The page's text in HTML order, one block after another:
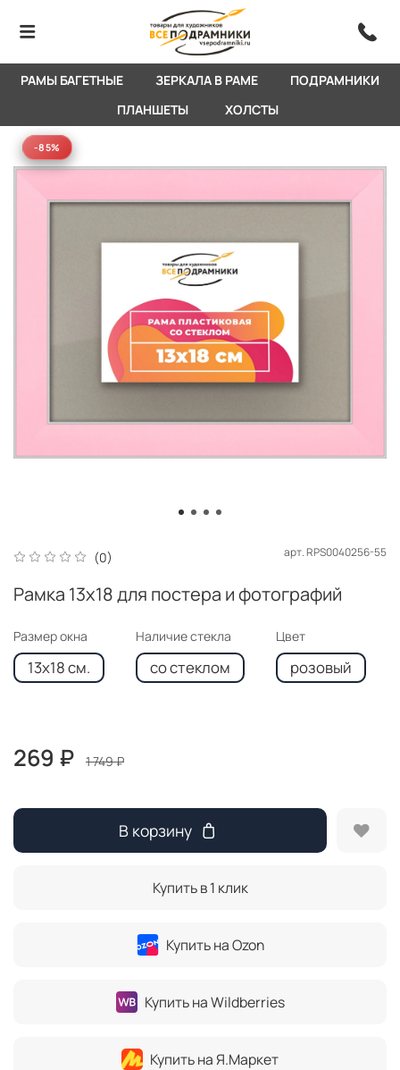
РАМЫ БАГЕТНЫЕ ЗЕРКАЛА В РАМЕ
ПОДРАМНИКИ
ПЛАНШЕТЫ
ХОЛСТЫ
-85%
-85%
(0) арт.RPS0040256-55
Рамка 13x18 для постера и фотографий
Размер окна
13x18 см.
Наличие стекла
со стеклом
Цвет
розовый
269 ₽ 1 749 ₽
В корзину
Купить в 1 клик
Купить на Ozon
Купить на Wildberries
Купить на Я.Маркет